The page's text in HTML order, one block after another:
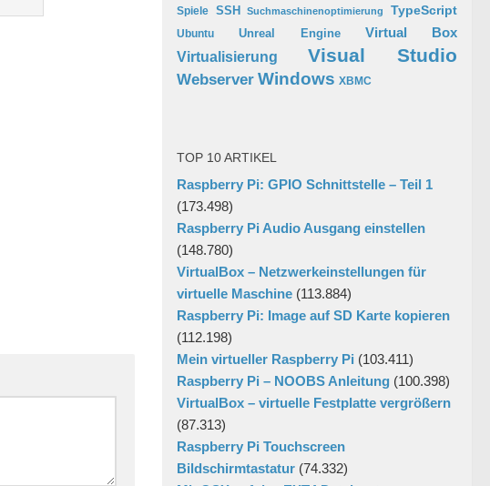
Spiele SSH Suchmaschinenoptimierung TypeScript
Ubuntu Unreal Engine
Virtual Box
Virtualisierung
Visual Studio
Webserver Windows XBMC
TOP 10 ARTIKEL
Raspberry Pi: GPIO Schnittstelle – Teil 1
(173.498)
Raspberry Pi Audio Ausgang einstellen
(148.780)
VirtualBox – Netzwerkeinstellungen für
virtuelle Maschine (113.884)
Raspberry Pi: Image auf SD Karte kopieren
(112.198)
Mein virtueller Raspberry Pi (103.411)
Raspberry Pi – NOOBS Anleitung (100.398)
VirtualBox – virtuelle Festplatte vergrößern
(87.313)
Raspberry Pi Touchscreen
Bildschirmtastatur (74.332)